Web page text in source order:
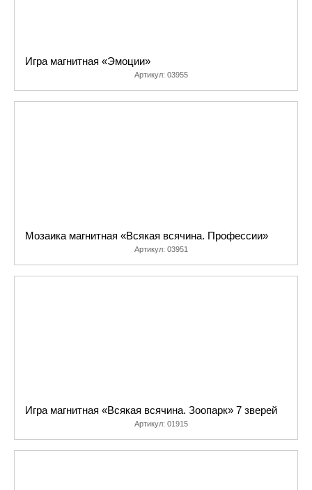
Игра магнитная «Эмоции»
Артикул: 03955
Мозаика магнитная «Всякая всячина. Профессии»
Артикул: 03951
Игра магнитная «Всякая всячина. Зоопарк» 7 зверей
Артикул: 01915